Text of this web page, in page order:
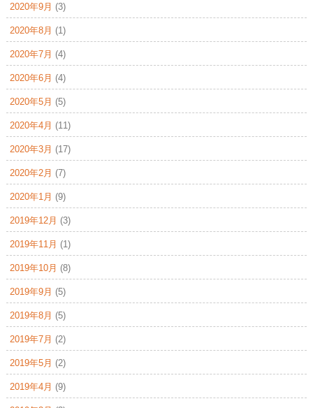
2020年9月 (3)
2020年8月 (1)
2020年7月 (4)
2020年6月 (4)
2020年5月 (5)
2020年4月 (11)
2020年3月 (17)
2020年2月 (7)
2020年1月 (9)
2019年12月 (3)
2019年11月 (1)
2019年10月 (8)
2019年9月 (5)
2019年8月 (5)
2019年7月 (2)
2019年5月 (2)
2019年4月 (9)